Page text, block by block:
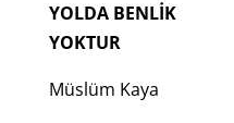
YOLDA BENLİK
Müslüm Kaya